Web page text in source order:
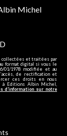
Michel
collectées et traitées par
format digital si vous le
01/1978 modifiée et au
de rectification et
ces droits en nous
Editions Albin Michel,
d’information sur notre